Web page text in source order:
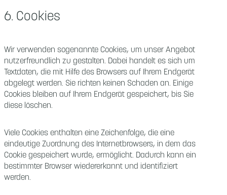
6. Cookies
Wir verwenden sogenannte Cookies, um unser Angebot
nutzerfreundlich zu gestalten. Dabei handelt es sich um
Textdaten, die mit Hilfe des Browsers auf Ihrem Endgerät
abgelegt werden. Sie richten keinen Schaden an. Einige
Cookies bleiben auf Ihrem Endgerät gespeichert, bis Sie
diese löschen.
Viele Cookies enthalten eine Zeichenfolge, die eine
eindeutige Zuordnung des Internetbrowsers, in dem das
Cookie gespeichert wurde, ermöglicht. Dadurch kann ein
bestimmter Browser wiedererkannt und identifiziert
werden.